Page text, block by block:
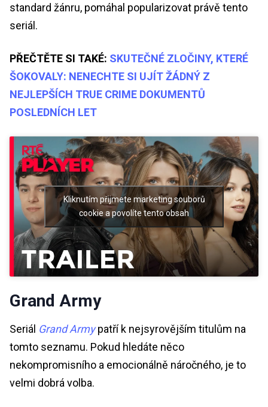
standard žánru, pomáhal popularizovat právě tento
seriál.
PŘEČTĚTE SI TAKÉ: SKUTEČNÉ ZLOČINY, KTERÉ
ŠOKOVALY: NENECHTE SI UJÍT ŽÁDNÝ Z
NEJLEPŠÍCH TRUE CRIME DOKUMENTŮ
POSLEDNÍCH LET
Kliknutím přijmete marketing souborů
cookie a povolíte tento obsah
Grand Army
Seriál Grand Armypatří k nejsyrovějším titulům na
tomto seznamu. Pokud hledáte něco
nekompromisního a emocionálně náročného, je to
velmi dobrá volba.